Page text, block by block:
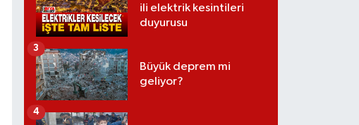
ili elektrik kesintileri
duyurusu
Büyük deprem mi
geliyor?
3
4